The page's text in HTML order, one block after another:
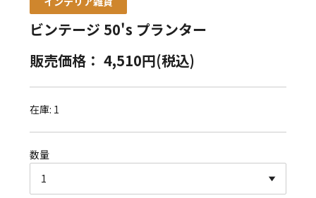
ビンテージ 50's プランター
販売価格： 4,510円(税込)
在庫: 1
数量